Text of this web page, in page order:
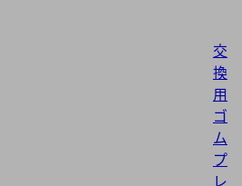
交
換
用
ゴ
ム
プ
レ